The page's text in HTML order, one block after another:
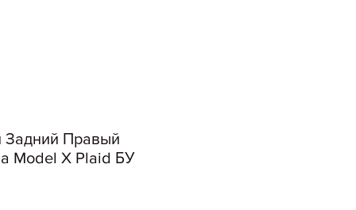
Задний Правый
Model X Plaid БУ